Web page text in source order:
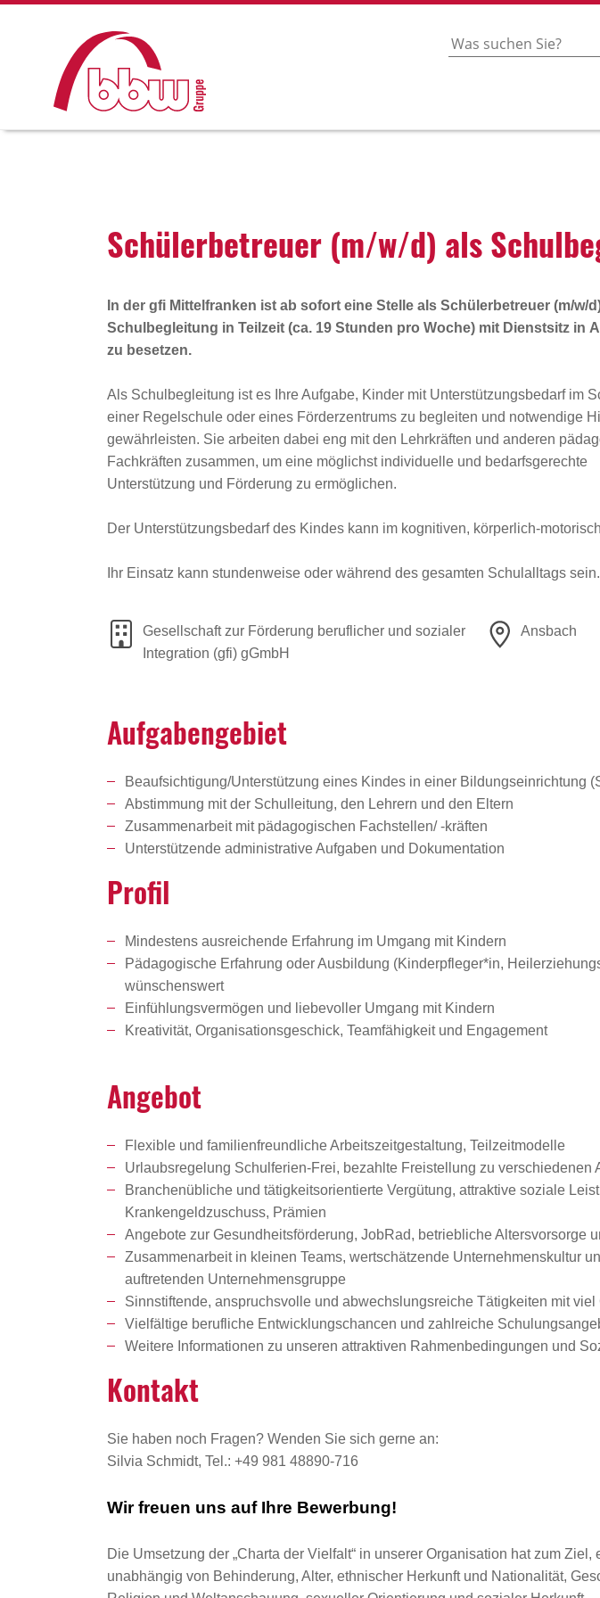
Schü­ler­be­treuer (m/w/d) als
In der gfi Mittelfranken ist ab sofort eine Stelle als Schülerbetreuer (m/w/
Schulbegleitung in Teilzeit (ca. 19 Stunden pro Woche) mit Dienstsitz in
zu besetzen.
Als Schulbegleitung ist es Ihre Aufgabe, Kinder mit Unterstützungsbedarf im
einer Regelschule oder eines Förderzentrums zu begleiten und notwendige
gewährleisten. Sie arbeiten dabei eng mit den Lehrkräften und anderen
Fachkräften zusammen, um eine möglichst individuelle und bedarfsgerechte
Unterstützung und Förderung zu ermöglichen.
Der Unterstützungsbedarf des Kindes kann im kognitiven, körperlich-
Ihr Einsatz kann stundenweise oder während des gesamten Schulalltags sein.
Gesellschaft zur Förderung beruflicher und sozialer
Integration (gfi) gGmbH
Ansbach
Aufga­ben­ge­biet
Beaufsichtigung/Unterstützung eines Kindes in einer Bildungseinrichtung
Abstimmung mit der Schulleitung, den Lehrern und den Eltern
Zusammenarbeit mit pädagogischen Fachstellen/ -kräften
Unterstützende administrative Aufgaben und Dokumentation
Profil
Mindestens ausreichende Erfahrung im Umgang mit Kindern
Pädagogische Erfahrung oder Ausbildung (Kinderpfleger*in,
wünschenswert
Einfühlungsvermögen und liebevoller Umgang mit Kindern
Kreativität, Organisationsgeschick, Teamfähigkeit und Engagement
Angebot
Flexible und familienfreundliche Arbeitszeitgestaltung, Teilzeitmodelle
Urlaubsregelung Schulferien-Frei, bezahlte Freistellung zu verschiedenen
Branchenübliche und tätigkeitsorientierte Vergütung, attraktive soziale
Krankengeldzuschuss, Prämien
Angebote zur Gesundheitsförderung, JobRad, betriebliche Altersvorsorge
Zusammenarbeit in kleinen Teams, wertschätzende Unternehmenskultur
auftretenden Unternehmensgruppe
Sinnstiftende, anspruchsvolle und abwechslungsreiche Tätigkeiten mit
Vielfältige berufliche Entwicklungschancen und zahlreiche
Weitere Informationen zu unseren attraktiven Rahmenbedingungen und
Kontakt
Sie haben noch Fragen? Wenden Sie sich gerne an:
Silvia Schmidt, Tel.: +49 981 48890-716
Wir freuen uns auf Ihre Bewerbung!
Die Umsetzung der „Charta der Vielfalt“ in unserer Organisation hat zum
unabhängig von Behinderung, Alter, ethnischer Herkunft und Nationalität,